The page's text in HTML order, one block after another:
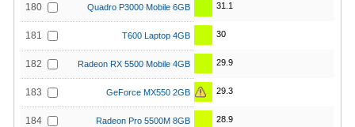
180 Quadro P3000 Mobile 6GB 31.1
181 T600 Laptop 4GB 30
182 Radeon RX 5500 Mobile 4GB 29.9
183 GeForce MX550 2GB 29.3
184 Radeon Pro 5500M 8GB 28.9